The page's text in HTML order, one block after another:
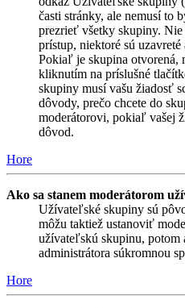
časti stránky, ale nemusí to
prezrieť všetky skupiny.
prístup, niektoré sú
Pokiaľ je skupina otvorená,
kliknutím na príslušné
skupiny musí vašu žiadosť
dôvody, prečo chcete do
moderátorovi, pokiaľ vašej
dôvod.
Hore
Ako sa stanem moderátorom
Užívateľské skupiny sú
môžu taktiež ustanoviť
užívateľskú skupinu, potom
administrátora súkromnou
Hore